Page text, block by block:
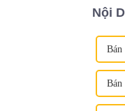
Nội
Bán
Bán